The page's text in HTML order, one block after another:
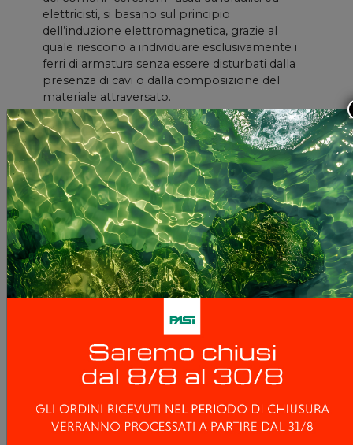
elettricisti, si basano sul principio
dell’induzione elettromagnetica, grazie al
quale riescono a individuare esclusivamente i
ferri di armatura senza essere disturbati dalla
presenza di cavi o dalla composizione del
materiale attraversato.
APPLICAZIONI
Controllo qualità delle nuove costruzioni /
Valutazione della durabilità e della resistenza
strutturale delle strutture in calcestruzzo
esistenti / Localizzazione dell'armatura /
Valutazione della resistenza al fuoco / Trovare
punti sicuri per la perforazione / Controllo
della copertura minima / Stima del diametro e
misura del copriferro.
2.975,00 € 2.299,00 €
IVA compresa 2.804,78 €
Modelli